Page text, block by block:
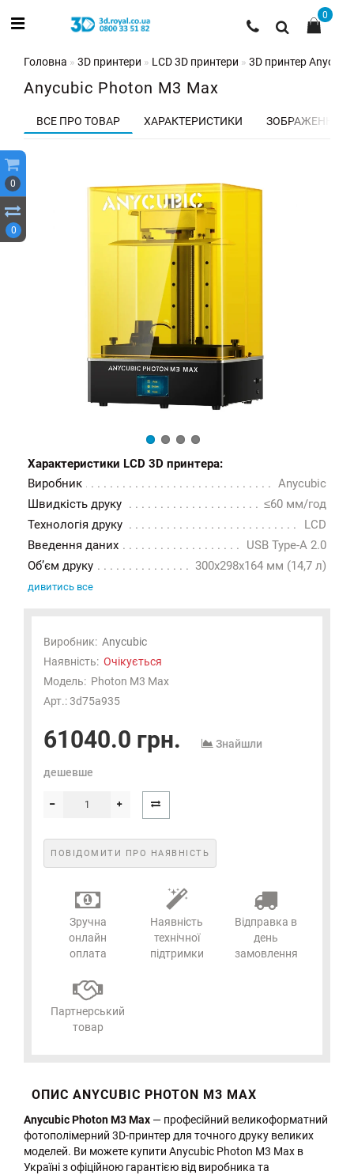
0
0
0
Головна 3D принтери LCD 3D принтери 3D принтер
Anycubic Photon M3 Max
ВСЕ ПРО ТОВАР ХАРАКТЕРИСТИКИ ЗОБРАЖЕННЯ
Характеристики LCD 3D принтера:
Виробник
Anycubic
Швидкість друку
≤60 мм/год
Технологія друку
LCD
Введення даних
USB Type-A 2.0
Об’єм друку
300x298x164 мм (14,7 л)
дивитись все
Виробник: Anycubic
Наявність: Очікується
Модель: Photon M3 Max
Арт.: 3d75a935
61040.0 грн. Знайшли
дешевше
ПОВІДОМИТИ ПРО НАЯВНІСТЬ
Зручна
онлайн
оплата
Наявність
технічної
підтримки
Відправка в
день
замовлення
Партнерський
товар
ОПИС ANYCUBIC PHOTON M3 MAX
Anycubic Photon M3 Max — професійний великоформатний
фотополімерний 3D-принтер для точного друку великих
моделей. Ви можете купити Anycubic Photon M3 Max в
Україні з офіційною гарантією від виробника та